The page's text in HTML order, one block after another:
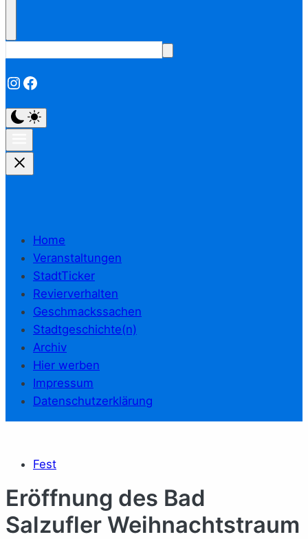
Instagram
Facebook
Home
Veranstaltungen
StadtTicker
Revierverhalten
Geschmackssachen
Stadtgeschichte(n)
Archiv
Hier werben
Impressum
Datenschutzerklärung
Fest
Eröffnung des Bad
Salzufler Weihnachtstraum